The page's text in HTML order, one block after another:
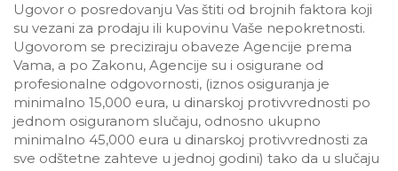
Ugovor o posredovanju Vas štiti od brojnih faktora koji
su vezani za prodaju ili kupovinu Vaše nepokretnosti.
Ugovorom se preciziraju obaveze Agencije prema
Vama, a po Zakonu, Agencije su i osigurane od
profesionalne odgovornosti, (iznos osiguranja je
minimalno 15,000 eura, u dinarskoj protivvrednosti po
jednom osiguranom slučaju, odnosno ukupno
minimalno 45,000 eura u dinarskoj protivvrednosti za
sve odštetne zahteve u jednoj godini) tako da u slučaju